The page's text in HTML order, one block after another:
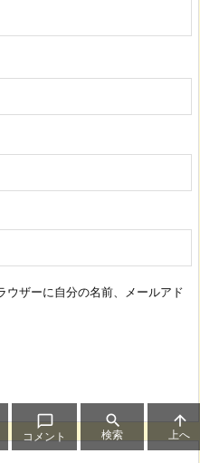
ウザーに自分の名前、メールアド

コメント

検索

上へ